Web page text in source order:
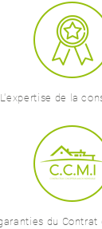
L'expertise de la
du Contrat